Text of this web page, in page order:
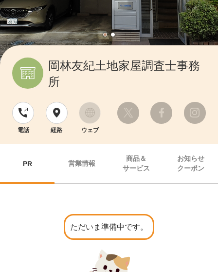
岡林友紀土地家屋調査士事務
所
電話 経路 ウェブ
PR 営業情報
商品＆
サービス
お知らせ
クーポン
ただいま準備中です。